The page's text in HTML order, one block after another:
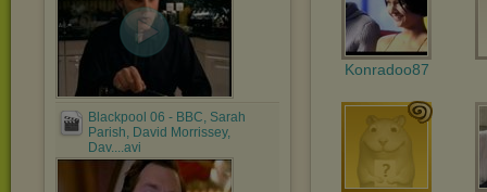
Blackpool 06 - BBC, Sarah
Parish, David Morrissey,
Dav....avi
Konradoo87